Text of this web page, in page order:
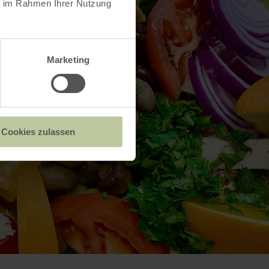
Rahmen Ihrer Nutzung
Marketing
Cookies zulassen